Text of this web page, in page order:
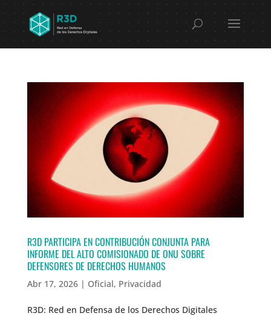
R3D PARTICIPA EN CONTRIBUCIÓN CONJUNTA PARA
INFORME DEL ALTO COMISIONADO DE ONU SOBRE
DEFENSORES DE DERECHOS HUMANOS
Abr 17, 2026| Oficial, Privacidad
R3D: Red en Defensa de los Derechos Digitales